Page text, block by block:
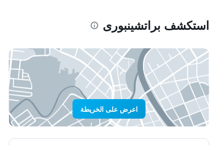
استكشف براتشينبورى
اعرض على الخريطة